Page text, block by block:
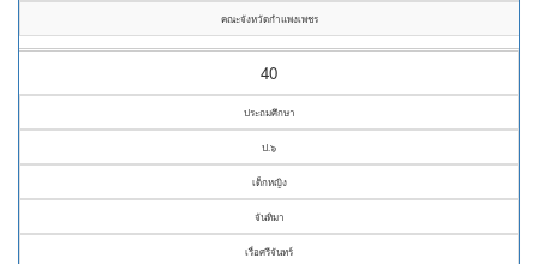
คณะจังหวัดกำแพงเพชร
40
ประถมศึกษา
ป.๖
เด็กหญิง
จันทิมา
เรื่อศรีจันทร์